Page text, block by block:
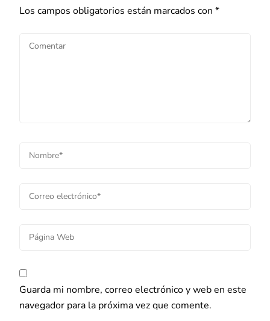
Los campos obligatorios están marcados con *
Guarda mi nombre, correo electrónico y web en este
navegador para la próxima vez que comente.